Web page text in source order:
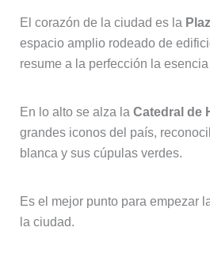
El corazón de la ciudad es la
espacio amplio rodeado de
resume a la perfección la
En lo alto se alza la Catedral de
grandes iconos del país,
blanca y sus cúpulas verdes.
Es el mejor punto para empezar
la ciudad.